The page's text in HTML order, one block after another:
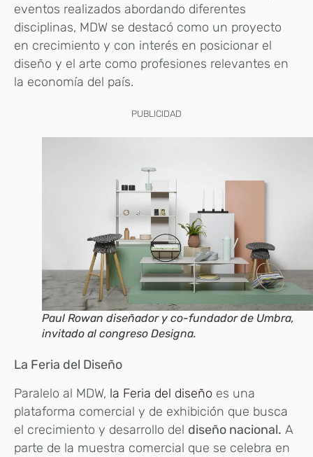
eventos realizados abordando diferentes
disciplinas, MDW se destacó como un proyecto
en crecimiento y con interés en posicionar el
diseño y el arte como profesiones relevantes en
la economía del país.
PUBLICIDAD
Paul Rowan diseñador y co-fundador de Umbra,
invitado al congreso Designa.
La Feria del Diseño
Paralelo al MDW, la Feria del diseño es una
plataforma comercial y de exhibición que busca
el crecimiento y desarrollo del diseño nacional. A
parte de la muestra comercial que se celebra en